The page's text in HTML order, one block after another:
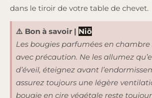
dans le tiroir de votre table de chevet.
⚠️ Bon à savoir | Niõ
Les bougies parfumées en chambre
avec précaution. Ne les allumez
d’éveil, éteignez avant
assurez toujours une légère
bougie en cire végétale reste